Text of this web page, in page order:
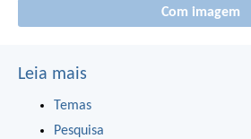
Com imagem
Leia mais
Temas
Pesquisa